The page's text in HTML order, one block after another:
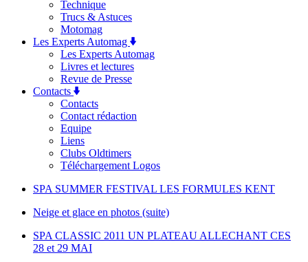
Technique
Trucs & Astuces
Motomag
Les Experts Automag
Les Experts Automag
Livres et lectures
Revue de Presse
Contacts
Contacts
Contact rédaction
Equipe
Liens
Clubs Oldtimers
Téléchargement Logos
SPA SUMMER FESTIVAL LES FORMULES KENT
Neige et glace en photos (suite)
SPA CLASSIC 2011 UN PLATEAU ALLECHANT CES
28 et 29 MAI